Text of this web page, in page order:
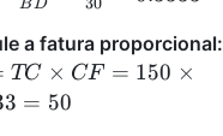
=
BD 30
a fatura proporcional:
TC × CF = 150 ×
= 50